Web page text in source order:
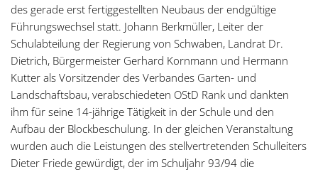
des gerade erst fertiggestellten Neubaus der endgültige
Führungswechsel statt. Johann Berkmüller, Leiter der
Schulabteilung der Regierung von Schwaben, Landrat Dr.
Dietrich, Bürgermeister Gerhard Kornmann und Hermann
Kutter als Vorsitzender des Verbandes Garten- und
Landschaftsbau, verabschiedeten OStD Rank und dankten
ihm für seine 14-jährige Tätigkeit in der Schule und den
Aufbau der Blockbeschulung. In der gleichen Veranstaltung
wurden auch die Leistungen des stellvertretenden Schulleiters
Dieter Friede gewürdigt, der im Schuljahr 93/94 die